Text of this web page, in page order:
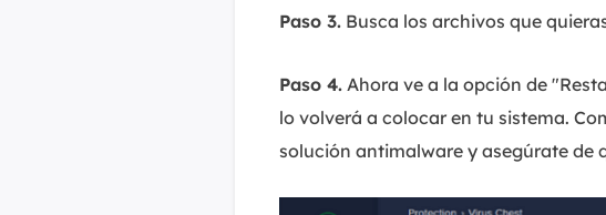
Paso 3. Busca los archivos que
Paso 4. Ahora ve a la opción de
lo volverá a colocar en tu sistema.
solución antimalware y asegúrate de